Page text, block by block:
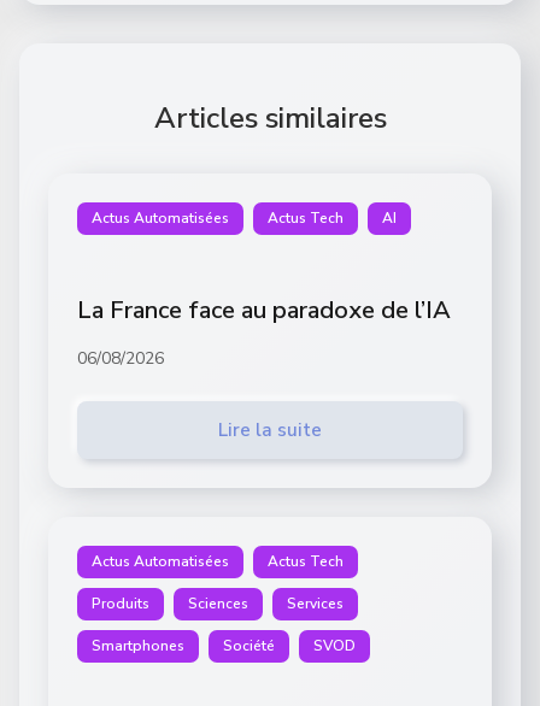
Articles similaires
Actus Automatisées Actus Tech AI
La France face au paradoxe de l’IA
06/08/2026
Lire la suite
Actus Automatisées Actus Tech
Produits Sciences Services
Smartphones Société SVOD